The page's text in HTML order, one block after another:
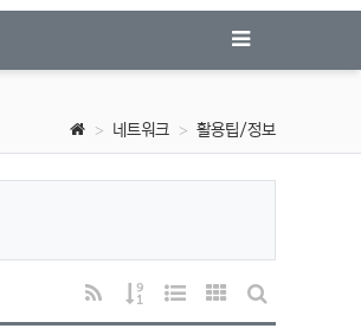
네트워크 활용팁/정보
RSS
게시물 정렬
웹진 스타일갤러리 스타일
게시판 검색